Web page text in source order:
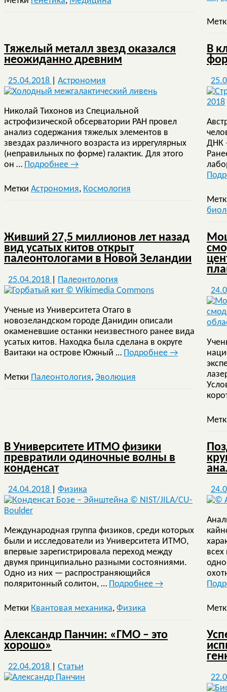
Тяжелый металл звезд оказался
неожиданно древним
25.04.2018 Астрономия
Николай Тихонов из Специальной
астрофизической обсерватории РАН провел
анализ содержания тяжелых элементов в
звездах различного возраста из иррегулярных
(неправильных по форме) галактик. Для этого
он … Подробнее →
Метки Астрономия, Космология
В
ДНК
Живший 27,5 миллионов лет назад
вид усатых китов открыт
палеонтологами в Новой Зеландии
25.04.2018 Палеонтология
Ученые из Университета Отаго в
новозеландском городе Данидин описали
окаменевшие останки неизвестного ранее вида
усатых китов. Находка была сделана в округе
Ваитаки на острове Южный … Подробнее →
Метки Палеонтология, Эволюция
В Университете ИТМО физики
превратили одиночные волны в
конденсат
24.04.2018 Физика
Международная группа физиков, среди которых
были и исследователи из Университета ИТМО,
впервые зарегистрировала переход между
двумя принципиально разными состояниями.
Одно из них — распространяющийся
поляритонный солитон, … Подробнее →
Метки Квантовая механика, Физика
Александр Панчин: «ГМО – это
хорошо»
22.04.2018 Статьи